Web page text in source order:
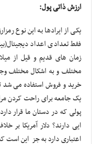
ارزش ذاتی پول:
یکی از ایرادها به این نوع
فقط تعدادی اعداد
زمان های قدیم و قیل از
مختلف و به اشکال مختلف
خرید و فروش استفاده می شد
یک جامعه برای راحت کردن
پولی که در دستان ما قرار
اعتباری دارد به جز این